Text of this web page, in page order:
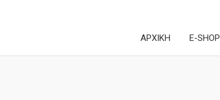
ΑΡΧΙΚΉ E-SHOP